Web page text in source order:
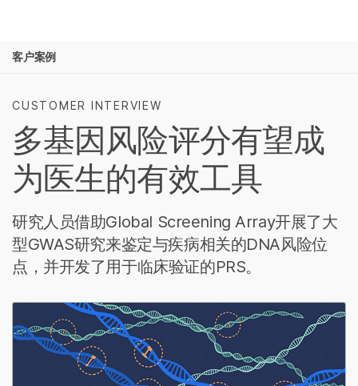
解决方案
学习
公司
支持
推荐内容链接
客户案例
CUSTOMER INTERVIEW
多基因风险评分有望成
为医生的有效工具
研究人员借助Global Screening Array开展了大
型GWAS研究来鉴定与疾病相关的DNA风险位
点，并开发了用于临床验证的PRS。
农业基因组学
复杂疾病
遗传病和罕见